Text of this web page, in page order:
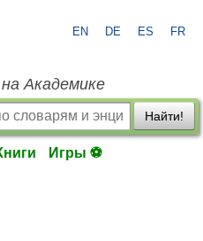
EN DE ES FR
Академике
Найти!
Игры ⚽